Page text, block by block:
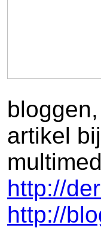
artikel
http://
http://